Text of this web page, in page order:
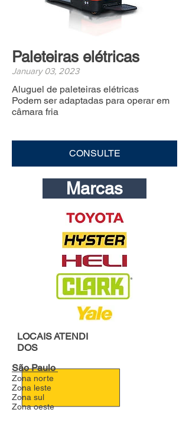
Paleteiras elétricas
January 03, 2023
Aluguel de paleteiras elétricas
Podem ser adaptadas para operar em
câmara fria
CONSULTE
Marcas
LOCAISATENDI
DOS
São Paulo
Zona norte
Zona leste
Zona sul
Zona oeste